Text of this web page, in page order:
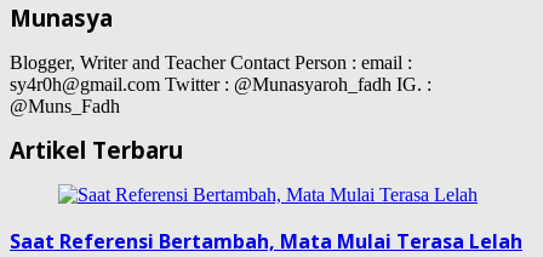
Munasya
Blogger, Writer and Teacher Contact Person : email :
sy4r0h@gmail.com Twitter : @Munasyaroh_fadh IG. :
@Muns_Fadh
Artikel Terbaru
Saat Referensi Bertambah, Mata Mulai Terasa Lelah